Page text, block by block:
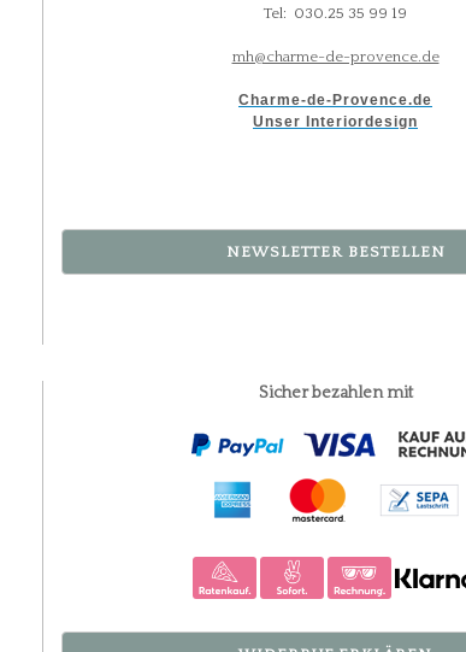
Tel: 030.25 35 99 19
mh@charme-de-provence.de
Charme-de-Provence.de
Unser Interiordesign
NEWSLETTER BESTELLEN
Sicher bezahlen mit